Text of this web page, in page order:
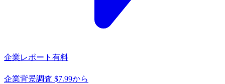
企業レポート 有料
企業背景調査 $7.99から